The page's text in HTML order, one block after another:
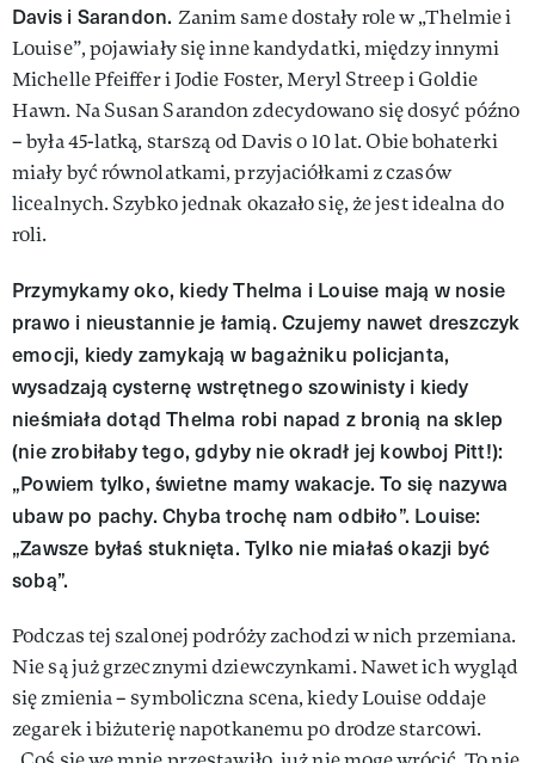
Davis i Sarandon. Zanim same dostały role w „Thelmie i
Louise”, pojawiały się inne kandydatki, między innymi
Michelle Pfeiffer i Jodie Foster, Meryl Streep i Goldie
Hawn. Na Susan Sarandon zdecydowano się dosyć późno
– była 45-latką, starszą od Davis o 10 lat. Obie bohaterki
miały być równolatkami, przyjaciółkami z czasów
licealnych. Szybko jednak okazało się, że jest idealna do
roli.
Przymykamy oko, kiedy Thelma i Louise mają w nosie
prawo i nieustannie je łamią. Czujemy nawet dreszczyk
emocji, kiedy zamykają w bagażniku policjanta,
wysadzają cysternę wstrętnego szowinisty i kiedy
nieśmiała dotąd Thelma robi napad z bronią na sklep
(nie zrobiłaby tego, gdyby nie okradł jej kowboj Pitt!):
„Powiem tylko, świetne mamy wakacje. To się nazywa
ubaw po pachy. Chyba trochę nam odbiło”. Louise:
„Zawsze byłaś stuknięta. Tylko nie miałaś okazji być
sobą”.
Podczas tej szalonej podróży zachodzi w nich przemiana.
Nie są już grzecznymi dziewczynkami. Nawet ich wygląd
się zmienia – symboliczna scena, kiedy Louise oddaje
zegarek i biżuterię napotkanemu po drodze starcowi.